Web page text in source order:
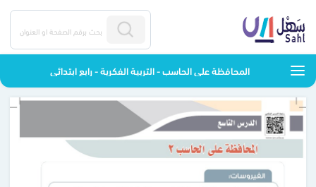
المحافظة على الحاسب - التربية الفكرية - رابع ابتدائي